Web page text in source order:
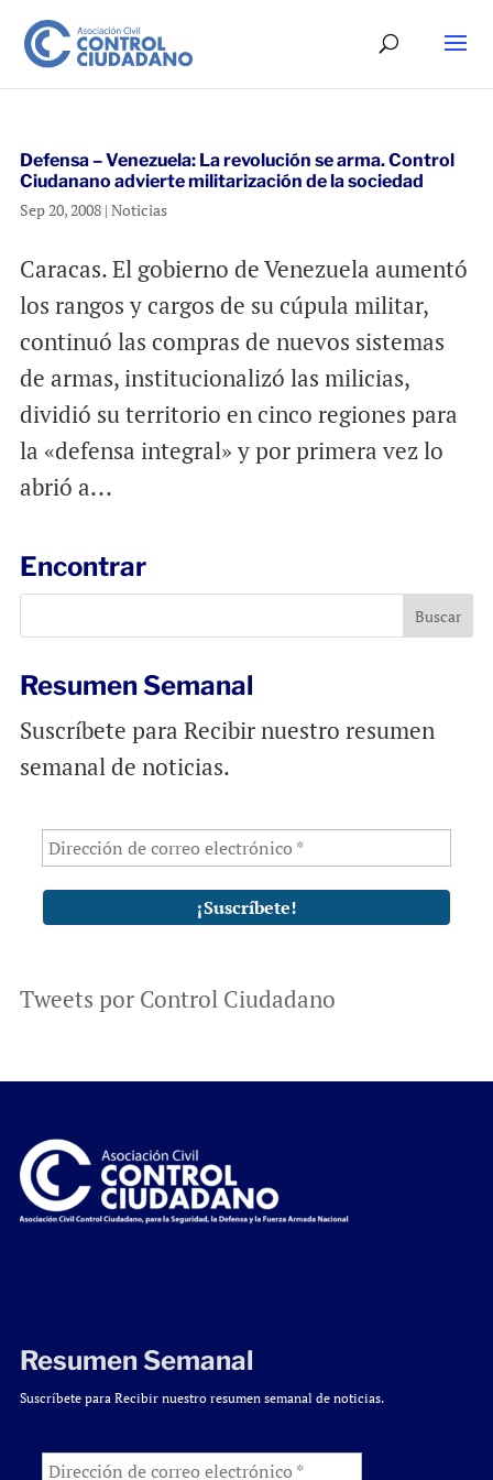
Defensa – Venezuela: La revolución se arma. Control
Ciudanano advierte militarización de la sociedad
Sep 20, 2008| Noticias
Caracas. El gobierno de Venezuela aumentó
los rangos y cargos de su cúpula militar,
continuó las compras de nuevos sistemas
de armas, institucionalizó las milicias,
dividió su territorio en cinco regiones para
la «defensa integral» y por primera vez lo
abrió a...
Encontrar
Resumen Semanal
Suscríbete para Recibir nuestro resumen
semanal de noticias.
Tweets por Control Ciudadano
Resumen Semanal
Suscríbete para Recibir nuestro resumen semanal de noticias.